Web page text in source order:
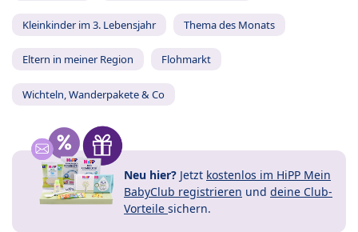
Kleinkinder im 3. Lebensjahr Thema des Monats
Eltern in meiner Region Flohmarkt
Wichteln, Wanderpakete & Co
Neu hier? Jetzt kostenlos im HiPP Mein
BabyClub registrieren und deine Club-
Vorteile sichern.